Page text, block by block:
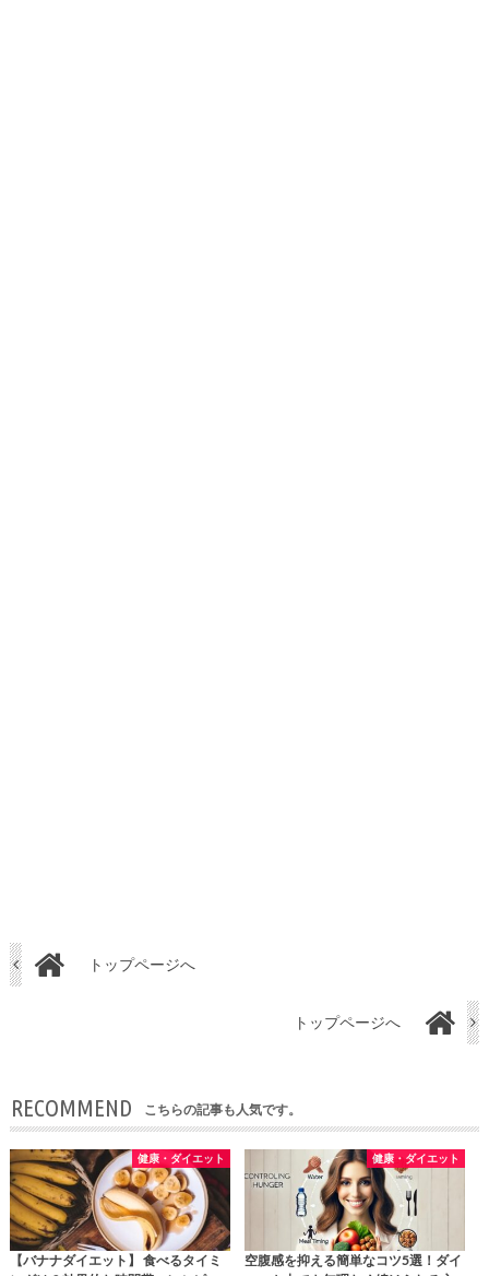
トップページへ
トップページへ
RECOMMEND こちらの記事も人気です。
健康・ダイエット
【バナナダイエット】 食べるタイミ
健康・ダイエット
空腹感を抑える簡単なコツ5選！ダイ